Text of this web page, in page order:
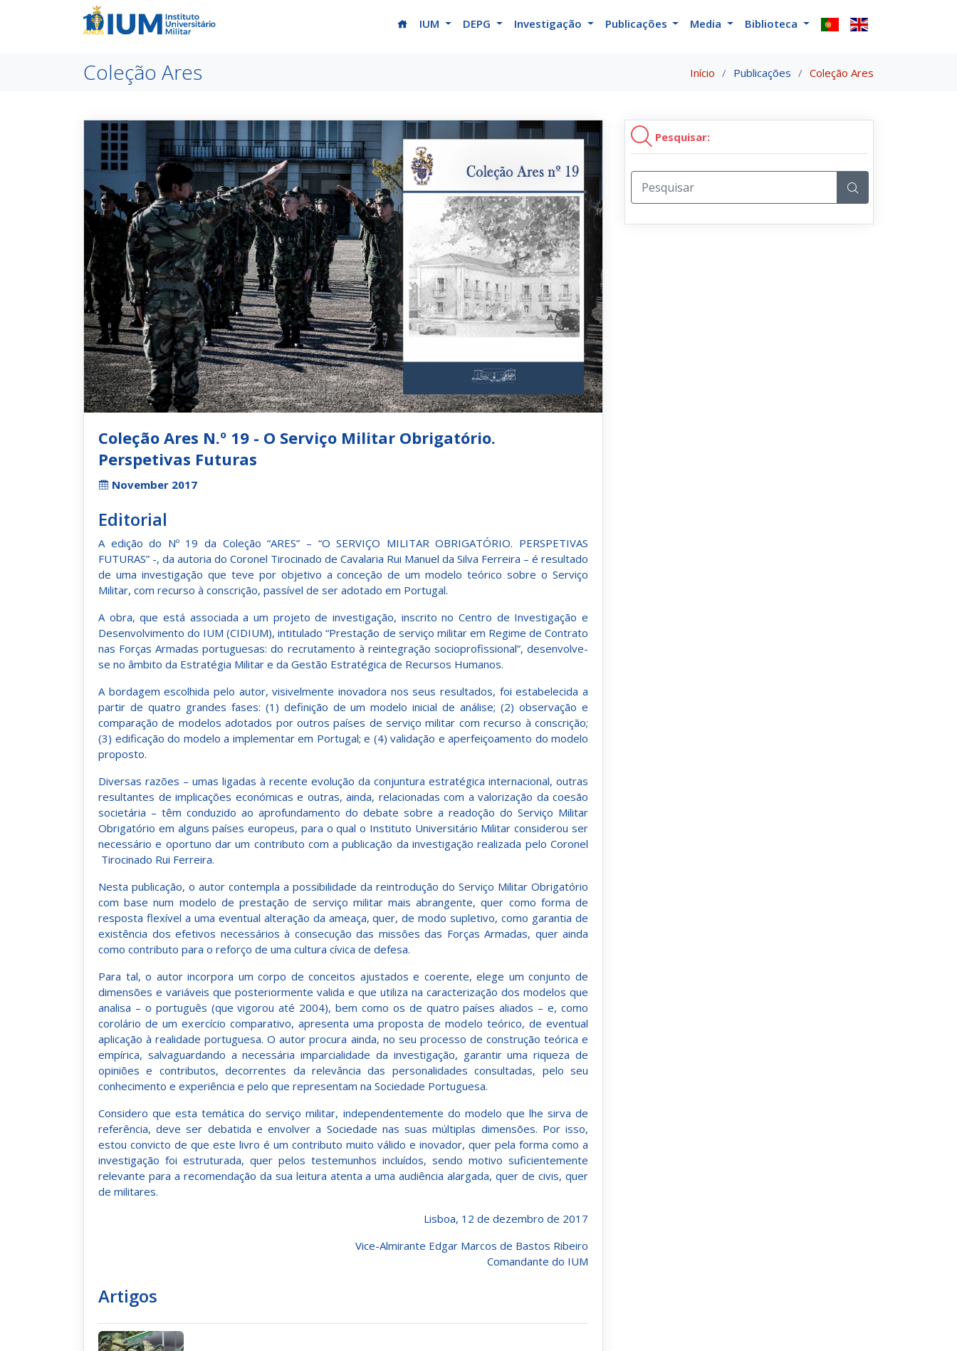
(current)
IUM DEPG Investigação Publicações Media Biblioteca
Coleção Ares Início Publicações Coleção Ares
Coleção Ares N.º 19 - O Serviço Militar Obrigatório.
Perspetivas Futuras
November 2017
Editorial
A edição do Nº 19 da Coleção “ARES” – “O SERVIÇO MILITAR OBRIGATÓRIO. PERSPETIVAS
FUTURAS” -, da autoria do Coronel Tirocinado de Cavalaria Rui Manuel da Silva Ferreira – é resultado
de uma investigação que teve por objetivo a conceção de um modelo teórico sobre o Serviço
Militar, com recurso à conscrição, passível de ser adotado em Portugal.
A obra, que está associada a um projeto de investigação, inscrito no Centro de Investigação e
Desenvolvimento do IUM (CIDIUM), intitulado “Prestação de serviço militar em Regime de Contrato
nas Forças Armadas portuguesas: do recrutamento à reintegração socioprofissional”, desenvolve-
se no âmbito da Estratégia Militar e da Gestão Estratégica de Recursos Humanos.
A bordagem escolhida pelo autor, visivelmente inovadora nos seus resultados, foi estabelecida a
partir de quatro grandes fases: (1) definição de um modelo inicial de análise; (2) observação e
comparação de modelos adotados por outros países de serviço militar com recurso à conscrição;
(3) edificação do modelo a implementar em Portugal; e (4) validação e aperfeiçoamento do modelo
proposto.
Diversas razões – umas ligadas à recente evolução da conjuntura estratégica internacional, outras
resultantes de implicações económicas e outras, ainda, relacionadas com a valorização da coesão
societária – têm conduzido ao aprofundamento do debate sobre a readoção do Serviço Militar
Obrigatório em alguns países europeus, para o qual o Instituto Universitário Militar considerou ser
necessário e oportuno dar um contributo com a publicação da investigação realizada pelo Coronel
Tirocinado Rui Ferreira.
Nesta publicação, o autor contempla a possibilidade da reintrodução do Serviço Militar Obrigatório
com base num modelo de prestação de serviço militar mais abrangente, quer como forma de
resposta flexível a uma eventual alteração da ameaça, quer, de modo supletivo, como garantia de
existência dos efetivos necessários à consecução das missões das Forças Armadas, quer ainda
como contributo para o reforço de uma cultura cívica de defesa.
Para tal, o autor incorpora um corpo de conceitos ajustados e coerente, elege um conjunto de
dimensões e variáveis que posteriormente valida e que utiliza na caracterização dos modelos que
analisa – o português (que vigorou até 2004), bem como os de quatro países aliados – e, como
corolário de um exercício comparativo, apresenta uma proposta de modelo teórico, de eventual
aplicação à realidade portuguesa. O autor procura ainda, no seu processo de construção teórica e
empírica, salvaguardando a necessária imparcialidade da investigação, garantir uma riqueza de
opiniões e contributos, decorrentes da relevância das personalidades consultadas, pelo seu
conhecimento e experiência e pelo que representam na Sociedade Portuguesa.
Considero que esta temática do serviço militar, independentemente do modelo que lhe sirva de
referência, deve ser debatida e envolver a Sociedade nas suas múltiplas dimensões. Por isso,
estou convicto de que este livro é um contributo muito válido e inovador, quer pela forma como a
investigação foi estruturada, quer pelos testemunhos incluídos, sendo motivo suficientemente
relevante para a recomendação da sua leitura atenta a uma audiência alargada, quer de civis, quer
de militares.
Lisboa, 12 de dezembro de 2017
Vice-Almirante Edgar Marcos de Bastos Ribeiro
Comandante do IUM
Artigos
Pesquisar: